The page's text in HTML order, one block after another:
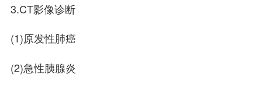
3.CT影像诊断
(1)原发性肺癌
(2)急性胰腺炎